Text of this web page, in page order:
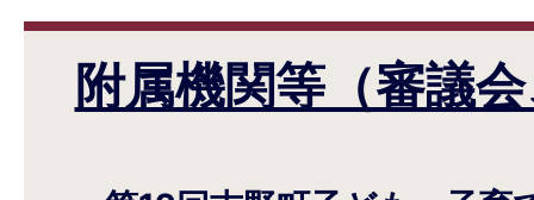
附属機関等（審議